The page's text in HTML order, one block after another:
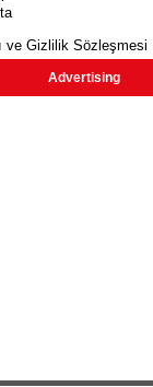
ve Gizlilik Sözleşmesi
Advertising